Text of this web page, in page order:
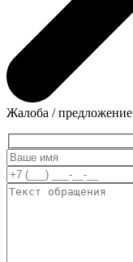
Жалоба / предложение